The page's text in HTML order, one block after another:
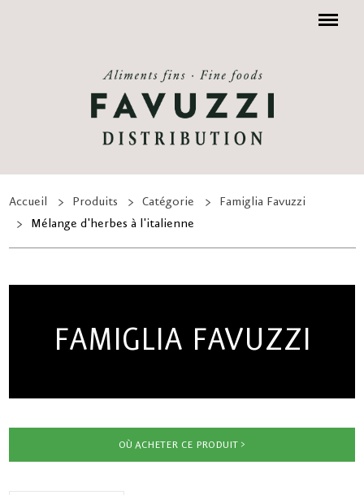
Menu
Accueil Produits Catégorie
Famiglia Favuzzi
Mélange d'herbes à l'italienne
FAMIGLIA FAVUZZI
OÙ ACHETER CE PRODUIT